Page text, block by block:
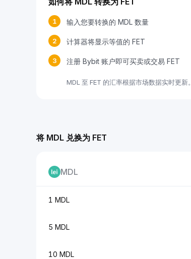
1 输入您要转换的 MDL 数量
2 计算器将显示等值的 FET
3 注册 Bybit 账户即可买卖或交易 FET
MDL 至 FET 的汇率根据市场数据实时更新。
将 MDL 兑换为 FET
MDL
1 MDL
5 MDL
10 MDL